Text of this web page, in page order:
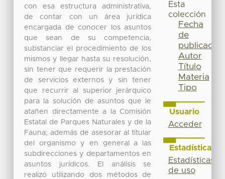
con esa estructura administrativa,
de contar con un área jurídica
encargada de conocer los asuntos
que sean de su competencia,
substanciar el procedimiento de los
mismos y llegar hasta su resolución,
sin tener que requerir la prestación
de servicios externos y sin tener
que recurrir al superior jerárquico
para la solución de asuntos que le
atañen directamente a la Comisión
Estatal de Parques Naturales y de la
Fauna; además de asesorar al titular
del organismo y en general a las
subdirecciones y departamentos en
asuntos jurídicos. El análisis se
realizó utilizando dos métodos de
Esta
colección
Fecha
de
publicación
Autor
Título
Materia
Tipo
Usuario
Acceder
Estadísticas
Estadísticas
de uso